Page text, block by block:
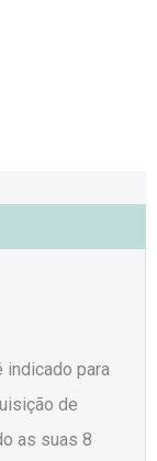
indicado para
de
as suas 8